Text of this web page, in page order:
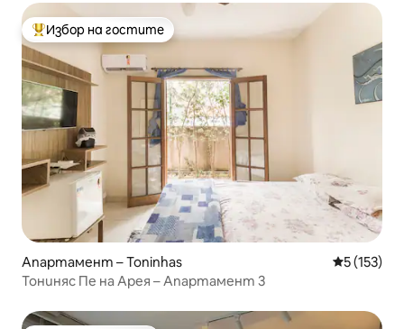
Най-популярен избор на гостите
Избор на гостите
Апартамент – Toninhas Средна
5 (153)
Тониняс Пе на Арея – Апартамент 3